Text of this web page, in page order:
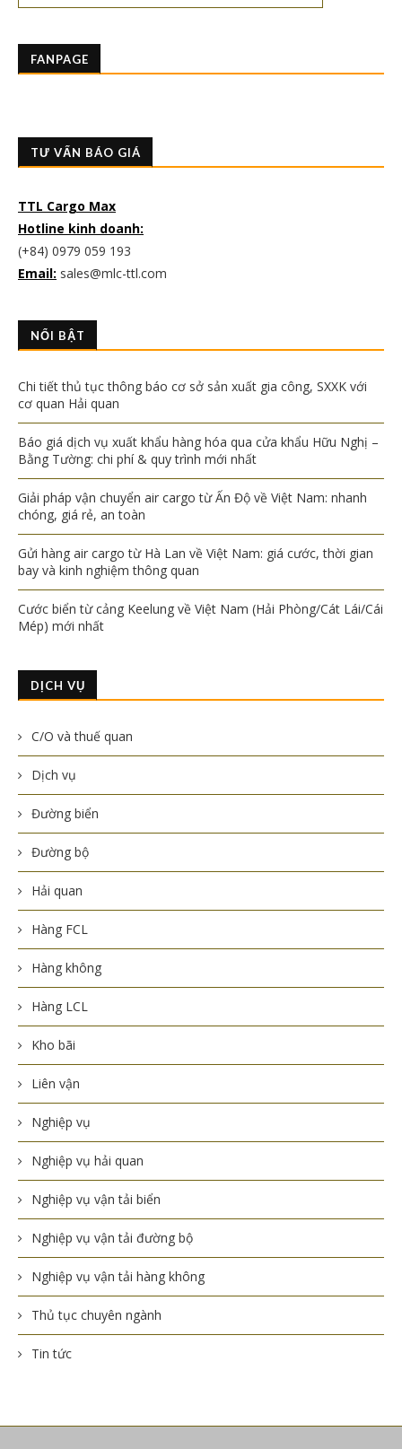
FANPAGE
TƯ VẤN BÁO GIÁ
TTL Cargo Max
Hotline kinh doanh:
(+84) 0979 059 193
Email: sales@mlc-ttl.com
NỔI BẬT
Chi tiết thủ tục thông báo cơ sở sản xuất gia công, SXXK với
cơ quan Hải quan
Báo giá dịch vụ xuất khẩu hàng hóa qua cửa khẩu Hữu Nghị –
Bằng Tường: chi phí & quy trình mới nhất
Giải pháp vận chuyển air cargo từ Ấn Độ về Việt Nam: nhanh
chóng, giá rẻ, an toàn
Gửi hàng air cargo từ Hà Lan về Việt Nam: giá cước, thời gian
bay và kinh nghiệm thông quan
Cước biển từ cảng Keelung về Việt Nam (Hải Phòng/Cát Lái/Cái
Mép) mới nhất
DỊCH VỤ
C/O và thuế quan
Dịch vụ
Đường biển
Đường bộ
Hải quan
Hàng FCL
Hàng không
Hàng LCL
Kho bãi
Liên vận
Nghiệp vụ
Nghiệp vụ hải quan
Nghiệp vụ vận tải biển
Nghiệp vụ vận tải đường bộ
Nghiệp vụ vận tải hàng không
Thủ tục chuyên ngành
Tin tức